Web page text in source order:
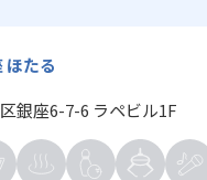
ほたる
銀座6-7-6 ラペビル1F